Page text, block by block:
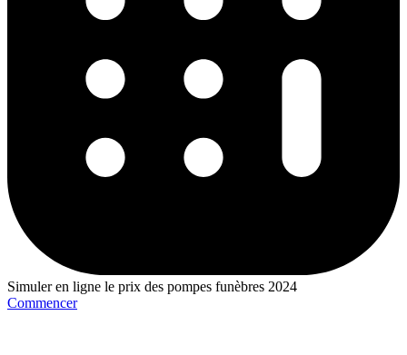
Simuler en ligne le prix des pompes funèbres 2024
Commencer